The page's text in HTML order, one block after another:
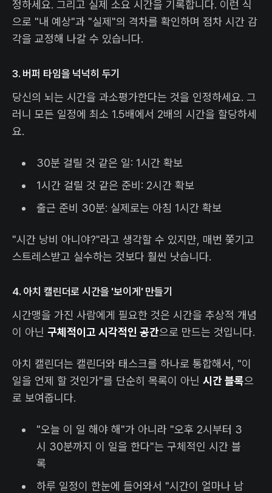
정하세요. 그리고 실제 소요 시간을 기록합니다. 이런 식
으로 "내 예상"과 "실제"의 격차를 확인하며 점차 시간 감
각을 교정해 나갈 수 있습니다.
3. 버퍼 타임을 넉넉히 두기
당신의 뇌는 시간을 과소평가한다는 것을 인정하세요. 그
러니 모든 일정에 최소 1.5배에서 2배의 시간을 할당하세
요.
30분 걸릴 것 같은 일: 1시간 확보
1시간 걸릴 것 같은 준비: 2시간 확보
출근 준비 30분: 실제로는 아침 1시간 확보
"시간 낭비 아니야?"라고 생각할 수 있지만, 매번 쫓기고
스트레스받고 실수하는 것보다 훨씬 낫습니다.
4. 아치 캘린더로 시간을 '보이게' 만들기
시간맹을 가진 사람에게 필요한 것은 시간을 추상적 개념
이 아닌 구체적이고 시각적인 공간으로 만드는 것입니다.
아치 캘린더는 캘린더와 태스크를 하나로 통합해서, "이
일을 언제 할 것인가"를 단순히 목록이 아닌 시간 블록으
로 보여줍니다.
"오늘 이 일 해야 해"가 아니라 "오후 2시부터 3
시 30분까지 이 일을 한다"는 구체적인 시간 블
록
하루 일정이 한눈에 들어와서 "시간이 얼마나 남